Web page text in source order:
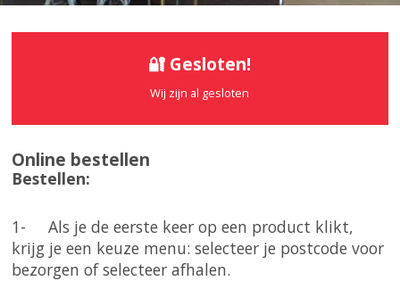
🔐 Gesloten!
Wij zijn al gesloten
Online bestellen
Bestellen:
1- Als je de eerste keer op een product klikt,
krijg je een keuze menu: selecteer je postcode voor
bezorgen of selecteer afhalen.